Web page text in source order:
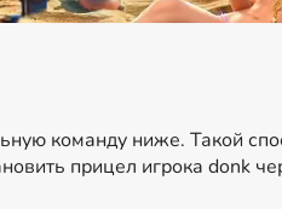
команду ниже. Такой
прицел игрока donk